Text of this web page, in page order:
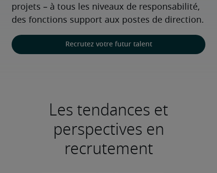
projets – à tous les niveaux de responsabilité,
des fonctions support aux postes de direction.
Recrutez votre futur talent
Les tendances et
perspectives en
recrutement